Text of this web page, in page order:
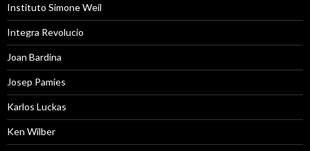
Instituto Simone Weil
Integra Revolucio
Joan Bardina
Josep Pamies
Karlos Luckas
Ken Wilber